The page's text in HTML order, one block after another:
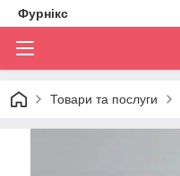
Фурнікс
Товари та послуги